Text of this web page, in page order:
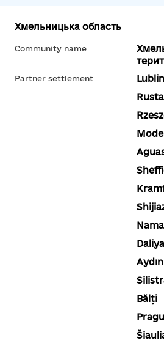
Хмельницька область
Community name
Partner settlement
Lublin
Aydın
Bălți